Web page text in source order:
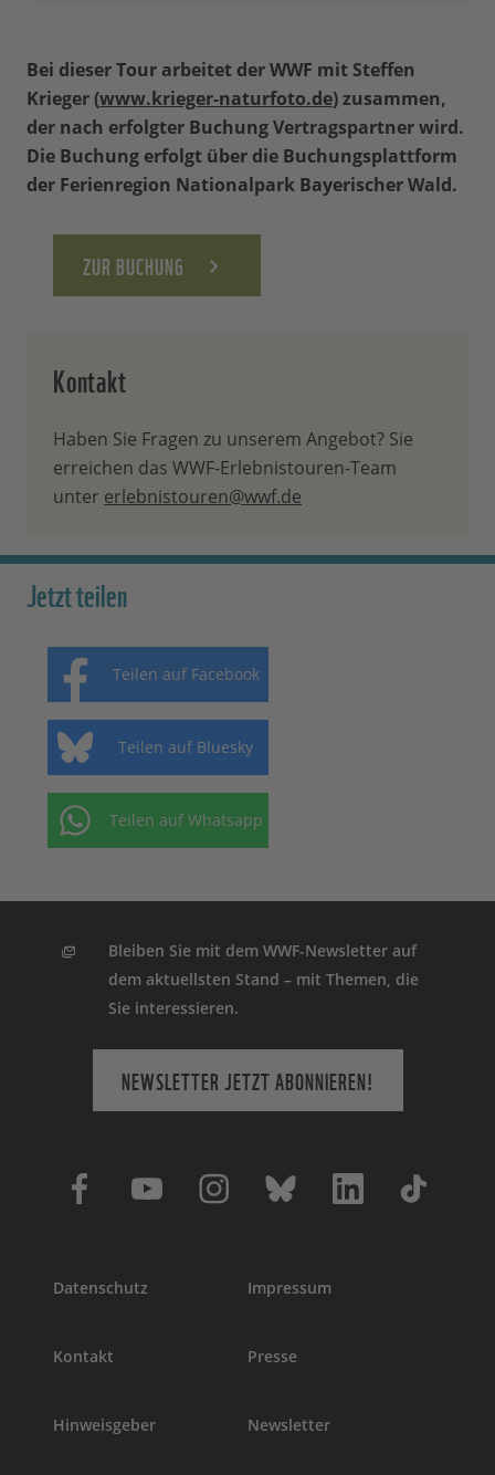
Bei dieser Tour arbeitet der WWF mit
Steffen Krieger (www.krieger-
naturfoto.de) zusammen, der nach
erfolgter Buchung Vertragspartner wird.
Buchungsplattform der Ferienregion
Nationalpark Bayerischer Wald.
Getränke & Verpflegungbitte
mitbringen. Es wird eine
Mittagspause sowie mehrere
Zwischenstopps geben.
Festes &
Dem Wetter entsprechende
Bekleidung
Bei dieser Tour arbeitet der WWF mit Steffen
Krieger (www.krieger-naturfoto.de) zusammen,
der nach erfolgter Buchung Vertragspartner wird.
Die Buchung erfolgt über die Buchungsplattform
der Ferienregion Nationalpark Bayerischer Wald.
ZUR BUCHUNG
Kontakt
Haben Sie Fragen zu unserem Angebot? Sie
erreichen das WWF-Erlebnistouren-Team
unter erlebnistouren@wwf.de
Jetzt teilen
Teilen auf Facebook
Teilen auf Bluesky
Teilen auf Whatsapp
Bleiben Sie mit dem WWF-Newsletter auf
dem aktuellsten Stand – mit Themen, die
Sie interessieren.
NEWSLETTER JETZT ABONNIEREN!
Datenschutz Impressum
Kontakt Presse
Hinweisgeber Newsletter